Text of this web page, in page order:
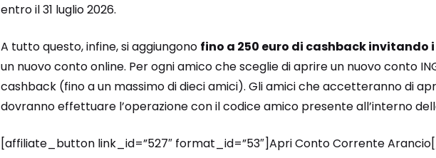
entro il 31 luglio 2026.
A tutto questo, infine, si aggiungono fino a 250 euro di cashback invitando
un nuovo conto online. Per ogni amico che sceglie di aprire un nuovo conto
cashback (fino a un massimo di dieci amici). Gli amici che accetteranno di
dovranno effettuare l’operazione con il codice amico presente all’interno
[affiliate_button link_id=”527″ format_id=”53″]Apri Conto Corrente